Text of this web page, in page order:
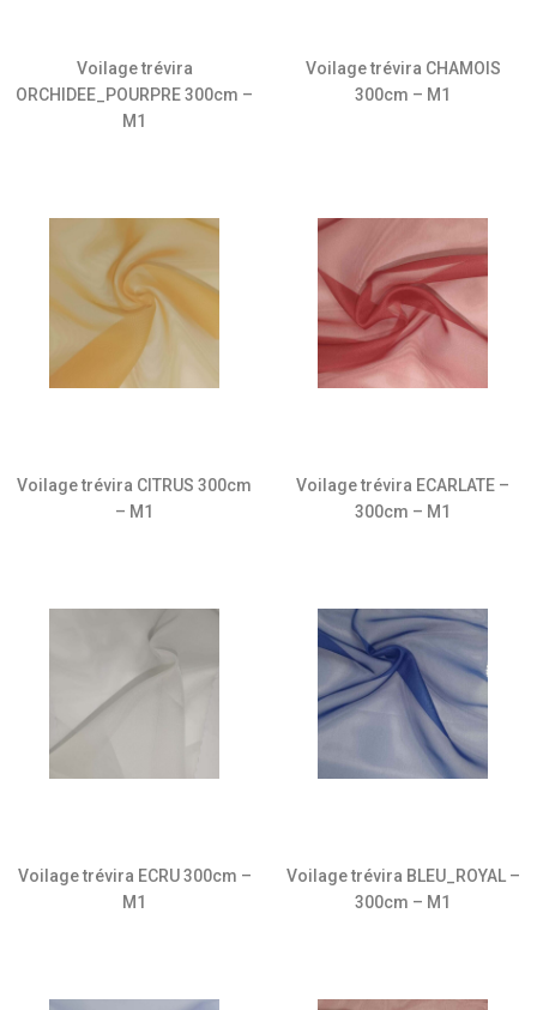
Voilage trévira
ORCHIDEE_POURPRE 300cm –
M1
Voilage trévira CHAMOIS
300cm – M1
Voilage trévira CITRUS 300cm
– M1
Voilage trévira ECARLATE –
300cm – M1
Voilage trévira ECRU 300cm –
M1
Voilage trévira BLEU_ROYAL –
300cm – M1